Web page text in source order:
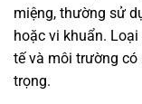
miệng, thường sử
hoặc vi khuẩn.
tế và môi trường
trọng.